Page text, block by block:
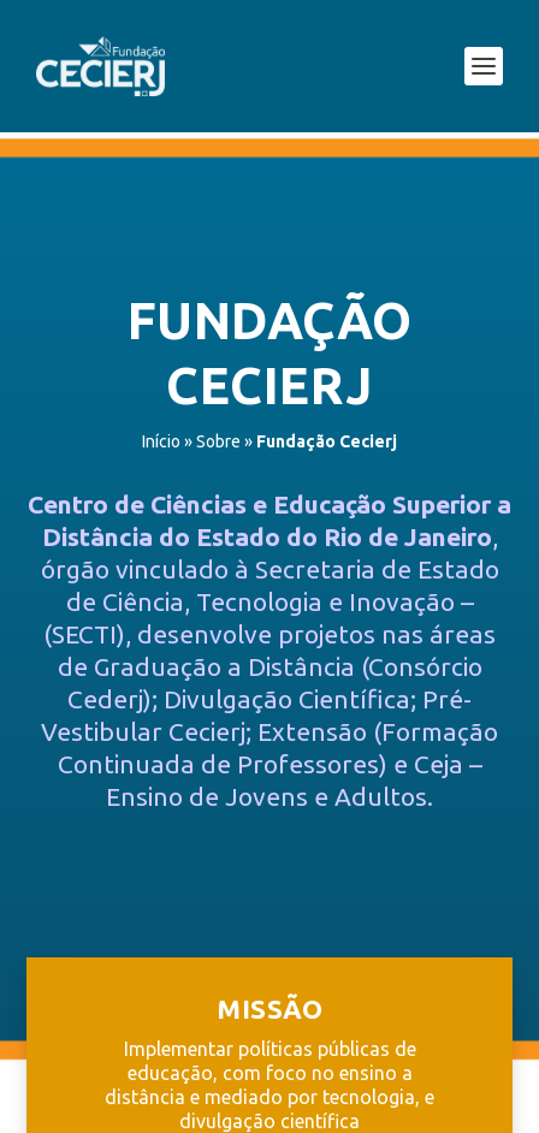
FUNDAÇÃO
CECIERJ
Início »Sobre » Fundação Cecierj
Centro de Ciências e Educação Superior a
Distância do Estado do Rio de Janeiro,
órgão vinculado à Secretaria de Estado
de Ciência, Tecnologia e Inovação –
(SECTI), desenvolve projetos nas áreas
de Graduação a Distância (Consórcio
Cederj); Divulgação Científica; Pré-
Vestibular Cecierj; Extensão (Formação
Continuada de Professores) e Ceja –
Ensino de Jovens e Adultos.
MISSÃO
Implementar políticas públicas de
educação, com foco no ensino a
distância e mediado por tecnologia, e
divulgação científica